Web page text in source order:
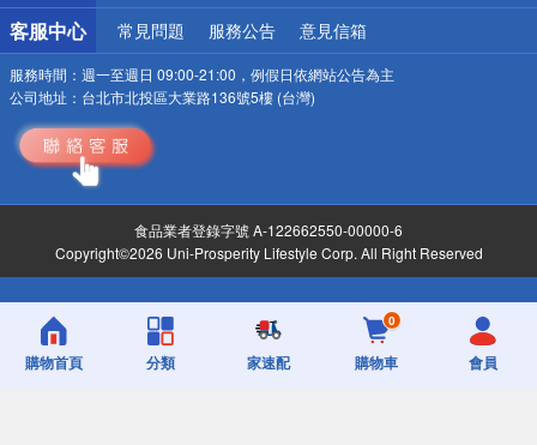
客服中心 常見問題 服務公告 意見信箱
服務時間： 週一至週日 09:00-21:00，例假日依網站公告為主
公司地址： 台北市北投區大業路136號5樓 (台灣)
食品業者登錄字號 A-122662550-00000-6
Copyright©2026 Uni-Prosperity Lifestyle Corp. All Right Reserved
購物首頁 分類 家速配
0
購物車 會員